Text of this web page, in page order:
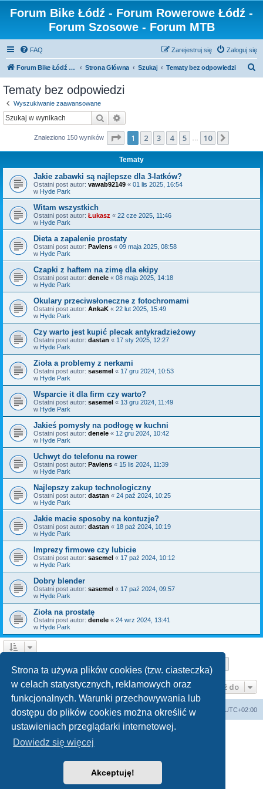
Strona ta używa plików cookies (tzw. ciasteczka)
w celach statystycznych, reklamowych oraz
funkcjonalnych. Warunki przechowywania lub
dostępu do plików cookies można określić w
ustawieniach przeglądarki internetowej.
Dowiedz się więcej
Akceptuję!
Forum Bike Łódź - Forum Rowerowe Łódź -
Forum Szosowe - Forum MTB
FAQ Zaloguj się
Zarejestruj się
Forum Bike Łódź - Forum Rowerowe Łódź - Forum Szosowe - Forum MTB Strona Główna Szukaj Tematy bez odpowiedzi
Tematy bez odpowiedzi
Wyszukiwanie zaawansowane
Szukaj
Znaleziono 150 wyników Strona z10
1 2 3 4 5 10
Tematy
Jakie zabawki są najlepsze dla 3-latków?
Ostatni post autor: vawab92149 « 01 lis 2025, 16:54
w Hyde Park
Witam wszystkich
Ostatni post autor: Łukasz « 22 cze 2025, 11:46
w Hyde Park
Dieta a zapalenie prostaty
Ostatni post autor: Pavlens « 09 maja 2025, 08:58
w Hyde Park
Czapki z haftem na zimę dla ekipy
Ostatni post autor: denele « 08 maja 2025, 14:18
w Hyde Park
Okulary przeciwsłoneczne z fotochromami
Ostatni post autor: AnkaK « 22 lut 2025, 15:49
w Hyde Park
Czy warto jest kupić plecak antykradzieżowy
Ostatni post autor: dastan « 17 sty 2025, 12:27
w Hyde Park
Zioła a problemy z nerkami
Ostatni post autor: sasemel « 17 gru 2024, 10:53
w Hyde Park
Wsparcie it dla firm czy warto?
Ostatni post autor: sasemel « 13 gru 2024, 11:49
w Hyde Park
Jakieś pomysły na podłogę w kuchni
Ostatni post autor: denele « 12 gru 2024, 10:42
w Hyde Park
Uchwyt do telefonu na rower
Ostatni post autor: Pavlens « 15 lis 2024, 11:39
w Hyde Park
Najlepszy zakup technologiczny
Ostatni post autor: dastan « 24 paź 2024, 10:25
w Hyde Park
Jakie macie sposoby na kontuzje?
Ostatni post autor: dastan « 18 paź 2024, 10:19
w Hyde Park
Imprezy firmowe czy lubicie
Ostatni post autor: sasemel « 17 paź 2024, 10:12
w Hyde Park
Dobry blender
Ostatni post autor: sasemel « 17 paź 2024, 09:57
w Hyde Park
Zioła na prostatę
Ostatni post autor: denele « 24 wrz 2024, 13:41
w Hyde Park
Przejdź do
Forum Bike Łódź - Forum Rowerowe Łódź - Forum Szosowe - Forum MTB Strona Główna Strefa czasowa UTC+02:00
Linki partnerskie: strony www lodz Fotografia Analogowa
Technologię dostarczaphpBB® Forum Software © phpBB Limited
Polski pakiet językowy dostarcza